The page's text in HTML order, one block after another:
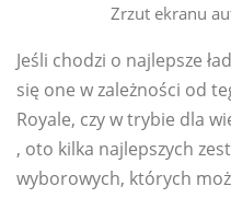
Zrzut ekranu
Jeśli chodzi o najlepsze
się one w zależności od
Royale, czy w trybie dla
, oto kilka najlepszych
wyborowych, których